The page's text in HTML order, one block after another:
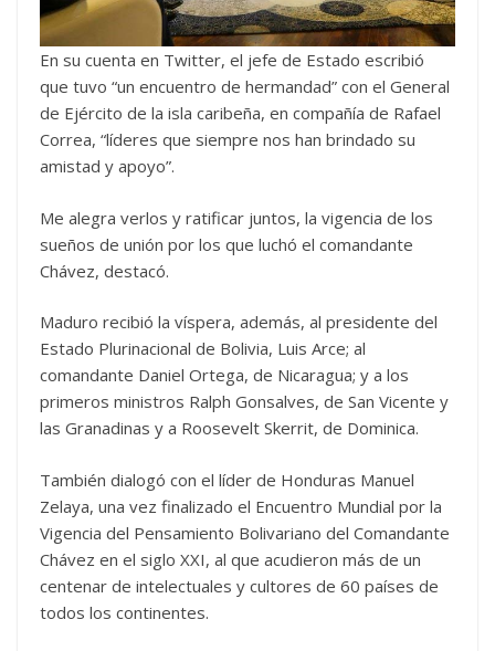
En su cuenta en Twitter, el jefe de Estado escribió
que tuvo “un encuentro de hermandad” con el General
de Ejército de la isla caribeña, en compañía de Rafael
Correa, “líderes que siempre nos han brindado su
amistad y apoyo”.
Me alegra verlos y ratificar juntos, la vigencia de los
sueños de unión por los que luchó el comandante
Chávez, destacó.
Maduro recibió la víspera, además, al presidente del
Estado Plurinacional de Bolivia, Luis Arce; al
comandante Daniel Ortega, de Nicaragua; y a los
primeros ministros Ralph Gonsalves, de San Vicente y
las Granadinas y a Roosevelt Skerrit, de Dominica.
También dialogó con el líder de Honduras Manuel
Zelaya, una vez finalizado el Encuentro Mundial por la
Vigencia del Pensamiento Bolivariano del Comandante
Chávez en el siglo XXI, al que acudieron más de un
centenar de intelectuales y cultores de 60 países de
todos los continentes.